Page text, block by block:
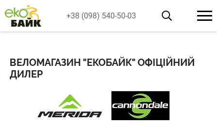
+38 (098) 540-50-03
ВЕЛОМАГАЗИН "ЕКОБАЙК" ОФІЦІЙНИЙ
ДИЛЕР